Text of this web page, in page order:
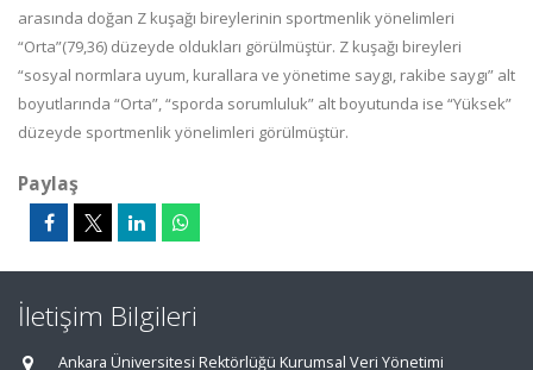
arasında doğan Z kuşağı bireylerinin sportmenlik yönelimleri
“Orta”(79,36) düzeyde oldukları görülmüştür. Z kuşağı bireyleri
“sosyal normlara uyum, kurallara ve yönetime saygı, rakibe saygı” alt
boyutlarında “Orta”, “sporda sorumluluk” alt boyutunda ise “Yüksek”
düzeyde sportmenlik yönelimleri görülmüştür.
Paylaş
İletişim Bilgileri
Ankara Üniversitesi Rektörlüğü Kurumsal Veri Yönetimi